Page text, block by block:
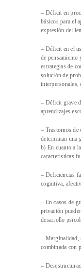
– Déficit en
básicos para el
expresión del
– Déficit en el
de pensamiento
estrategias de
solución de
interpersonales,
– Déficit grave
aprendizajes
– Trastornos de
determinan una
b) En cuanto a la
características
– Deficiencias
cognitiva,
– En casos de
privación
desarrollo
– Marginalidad,
combinada con
–